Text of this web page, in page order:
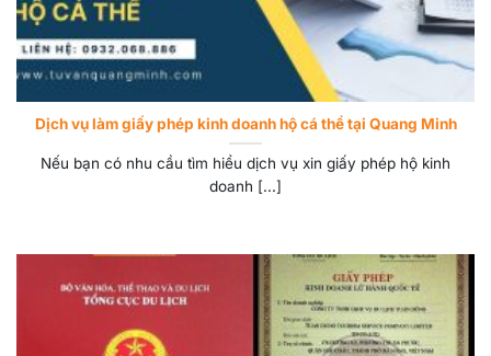
Dịch vụ làm giấy phép kinh doanh hộ cá thể tại Quang Minh
Nếu bạn có nhu cầu tìm hiểu dịch vụ xin giấy phép hộ kinh
doanh [...]